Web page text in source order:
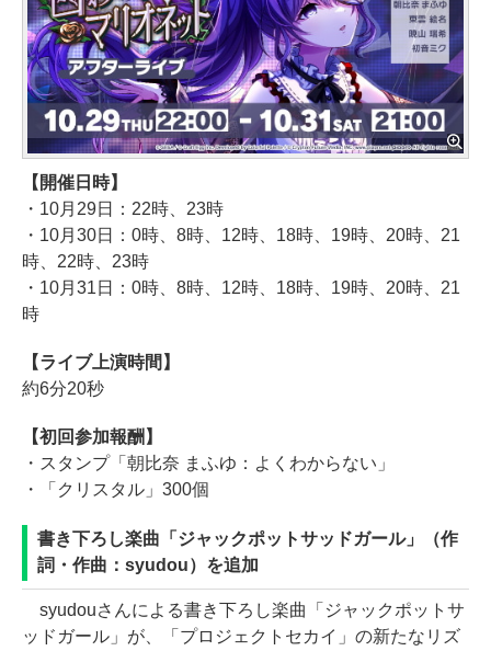
【開催日時】
・10月29日：22時、23時
・10月30日：0時、8時、12時、18時、19時、20時、21
時、22時、23時
・10月31日：0時、8時、12時、18時、19時、20時、21
時
【ライブ上演時間】
約6分20秒
【初回参加報酬】
・スタンプ「朝比奈 まふゆ：よくわからない」
・「クリスタル」300個
書き下ろし楽曲「ジャックポットサッドガール」（作
詞・作曲：syudou）を追加
syudouさんによる書き下ろし楽曲「ジャックポットサ
ッドガール」が、「プロジェクトセカイ」の新たなリズ